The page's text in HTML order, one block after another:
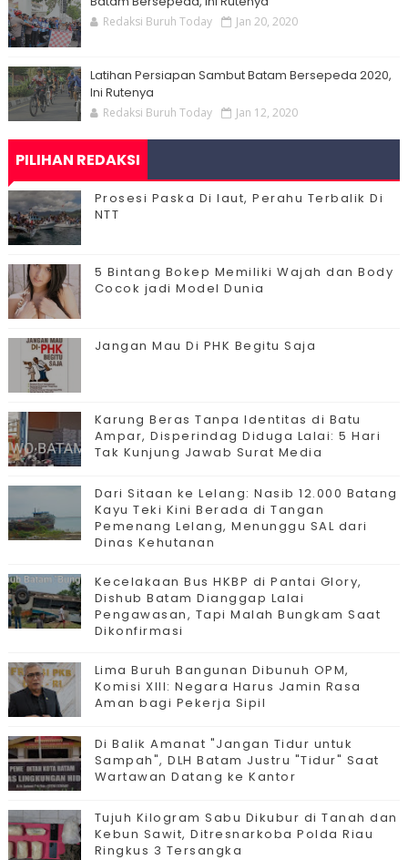
Redaksi Buruh Today Jan 20, 2020
Latihan Persiapan Sambut Batam Bersepeda 2020,
Ini Rutenya
Redaksi Buruh Today Jan 12, 2020
PILIHAN REDAKSI
Prosesi Paska Di laut, Perahu Terbalik Di
NTT
5 Bintang Bokep Memiliki Wajah dan Body
Cocok jadi Model Dunia
Jangan Mau Di PHK Begitu Saja
Karung Beras Tanpa Identitas di Batu
Ampar, Disperindag Diduga Lalai: 5 Hari
Tak Kunjung Jawab Surat Media
Dari Sitaan ke Lelang: Nasib 12.000 Batang
Kayu Teki Kini Berada di Tangan
Pemenang Lelang, Menunggu SAL dari
Dinas Kehutanan
Kecelakaan Bus HKBP di Pantai Glory,
Dishub Batam Dianggap Lalai
Pengawasan, Tapi Malah Bungkam Saat
Dikonfirmasi
Lima Buruh Bangunan Dibunuh OPM,
Komisi XIII: Negara Harus Jamin Rasa
Aman bagi Pekerja Sipil
Di Balik Amanat "Jangan Tidur untuk
Sampah", DLH Batam Justru "Tidur" Saat
Wartawan Datang ke Kantor
Tujuh Kilogram Sabu Dikubur di Tanah dan
Kebun Sawit, Ditresnarkoba Polda Riau
Ringkus 3 Tersangka